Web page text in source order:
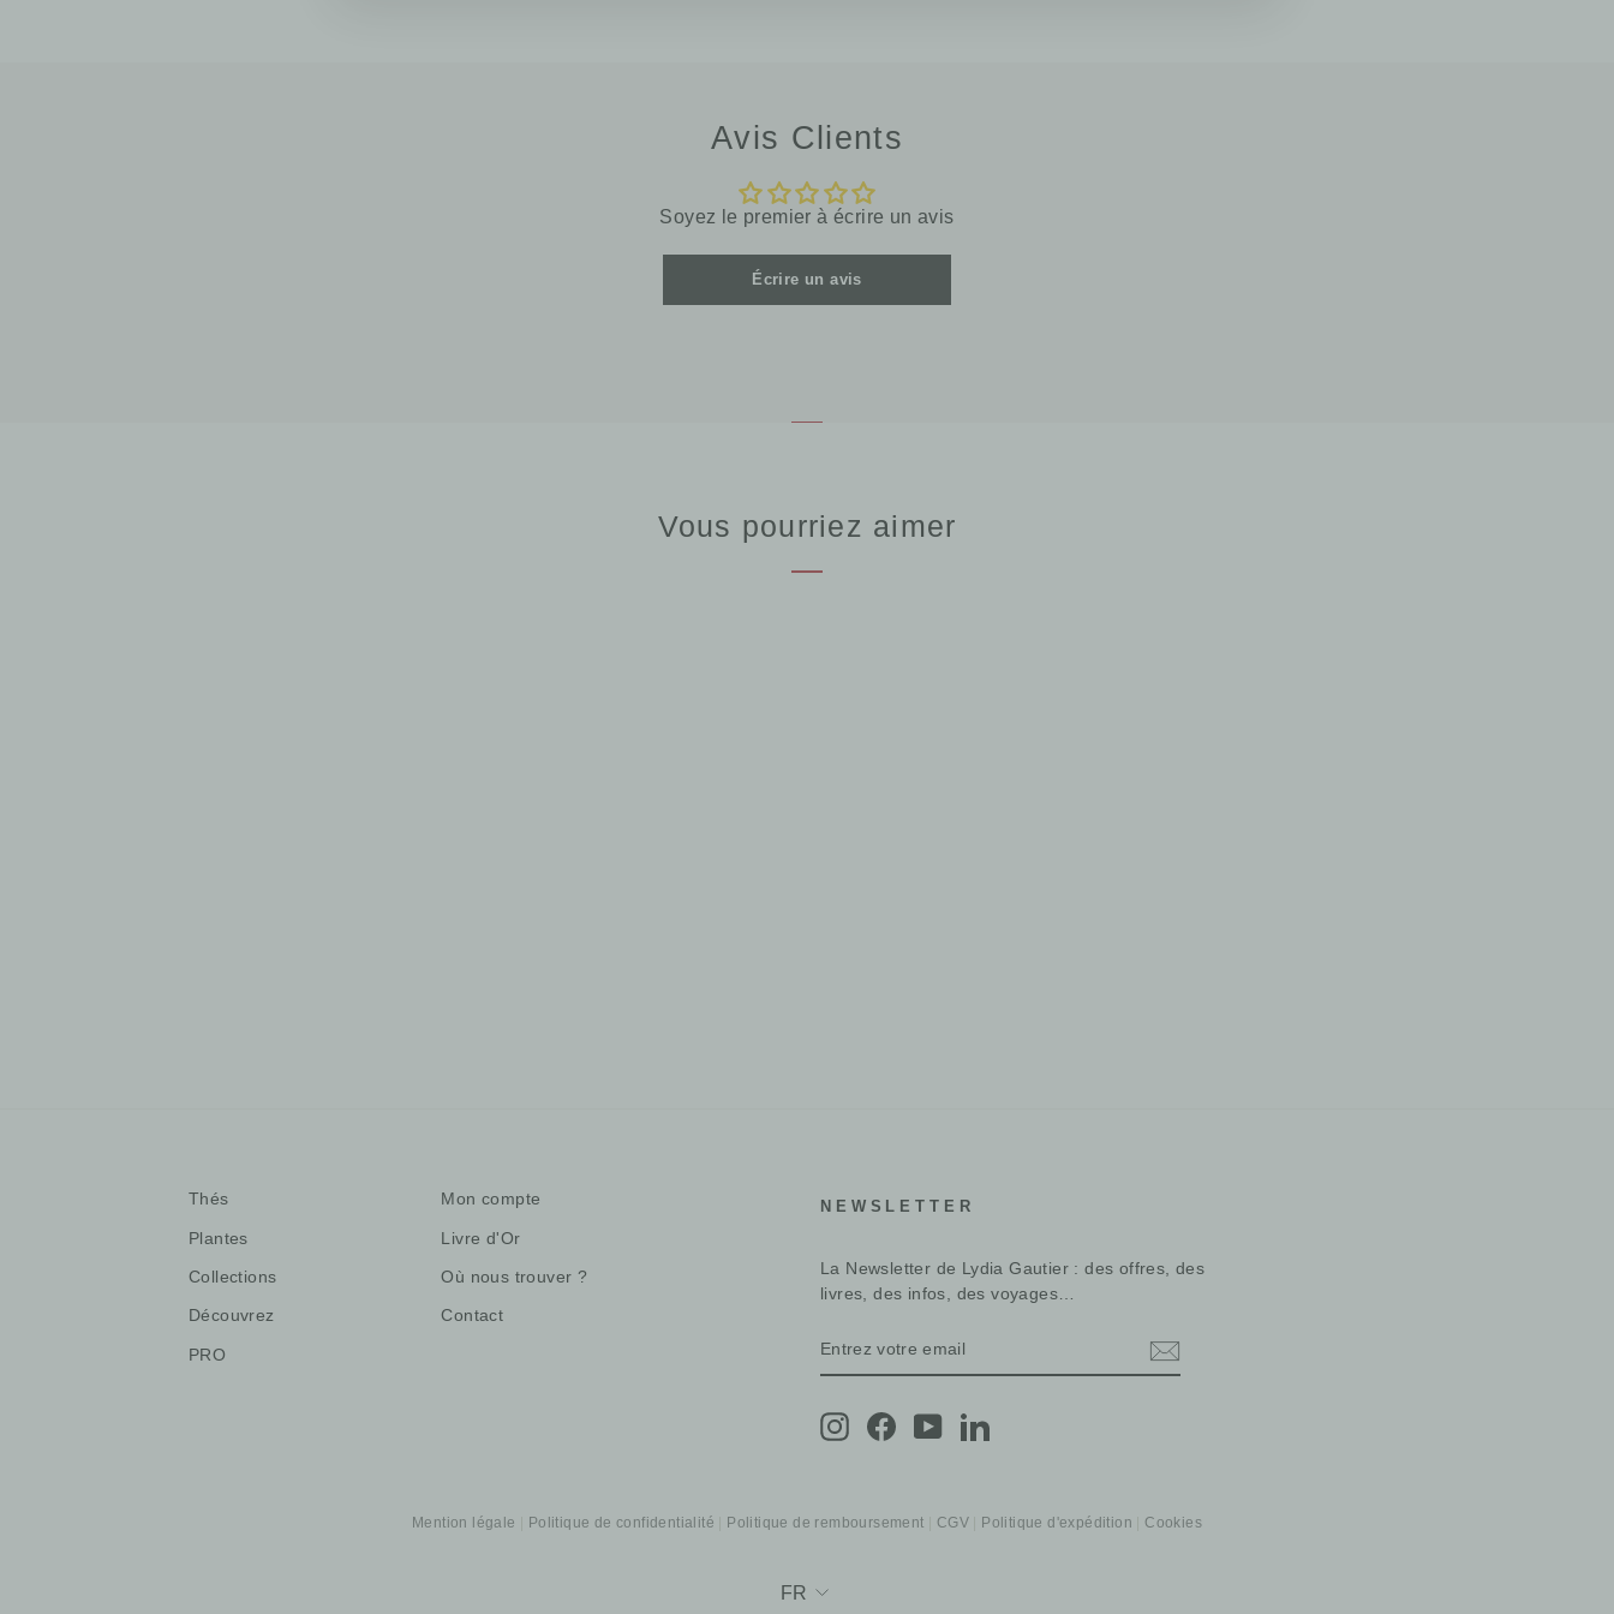
Avis Clients
Soyez le premier à écrire un avis
Écrire un avis
Vous pourriez aimer
Thés
Plantes
Collections
Découvrez
PRO
Mon compte
Livre d'Or
Où nous trouver ?
Contact
NEWSLETTER
La Newsletter de Lydia Gautier : des offres, des
livres, des infos, des voyages…
VOTRE
EMAIL
InstagramFacebookYouTubeLinkedIn
Mention légale Politique de confidentialité Politique de remboursement CGV Politique d'expédition Cookies
Langue
FR